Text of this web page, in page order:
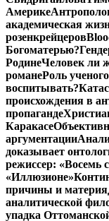
Америке
академическая
розенкрейцеров
Богоматерью?
РодинеЧеловек ли
романеРоль
воспитывать?
происхождения в
пропаганде
Каракасе
аргументации
доказывает
режиссер: «Восемь
«Иллюзионе»
причины и материя
аналитической
упадка